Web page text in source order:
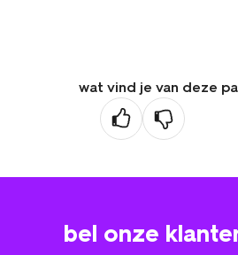
wat vind je van deze
bel onze